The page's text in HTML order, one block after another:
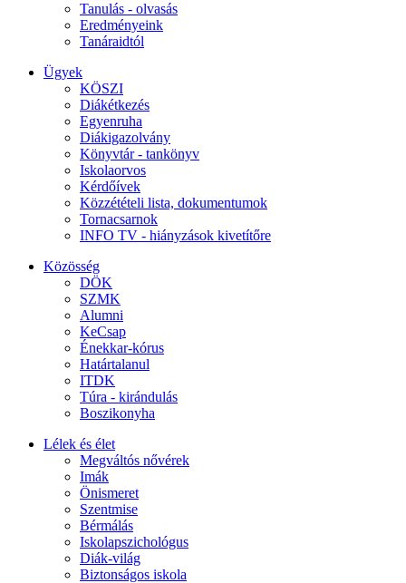
Tanulás - olvasás
Eredményeink
Tanáraidtól
Ügyek
KÖSZI
Diákétkezés
Egyenruha
Diákigazolvány
Könyvtár - tankönyv
Iskolaorvos
Kérdőívek
Közzétételi lista, dokumentumok
Tornacsarnok
INFO TV - hiányzások kivetítőre
Közösség
DÖK
SZMK
Alumni
KeCsap
Énekkar-kórus
Határtalanul
ITDK
Túra - kirándulás
Boszikonyha
Lélek és élet
Megváltós nővérek
Imák
Önismeret
Szentmise
Bérmálás
Iskolapszichológus
Diák-világ
Biztonságos iskola